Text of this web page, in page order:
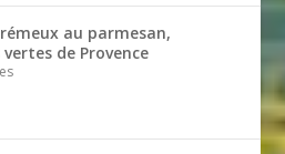
au parmesan,
de Provence